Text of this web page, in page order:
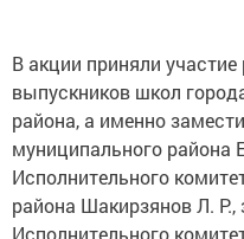
В акции приняли
выпускников школ
района, а именно
муниципального района
Исполнительного
района Шакирзянов Л. Р.,